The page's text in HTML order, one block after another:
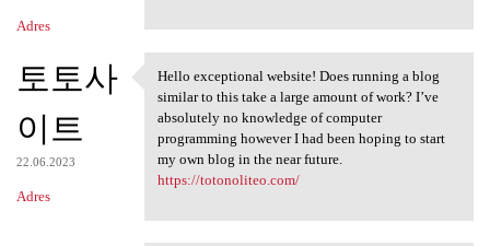
Adres
토토사
이트
22.06.2023
Adres
Hello exceptional website!
Hello exceptional website! Does running a blog
similar to this take a large amount of work? I’ve
absolutely no knowledge of computer
programming however I had been hoping to start
my own blog in the near future.
https://totonoliteo.com/